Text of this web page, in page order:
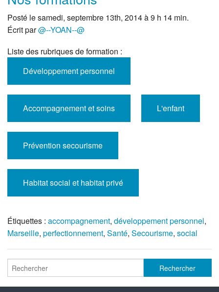
Posté le samedi, septembre 13th, 2014 à 9 h 14 min.
Écrit par@--YOAN--@
Liste des rubriques de formation :
Développement personnel
Accompagnement et soins L'enfant
Prévention secourisme
Habitat social et habitat privé
Étiquettes : accompagnement, développement personnel,
Marseille, perfectionnement, Santé, Secourisme, social